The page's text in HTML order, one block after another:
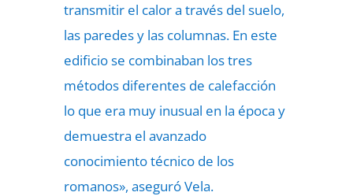
transmitir el calor a través del suelo,
las paredes y las columnas. En este
edificio se combinaban los tres
métodos diferentes de calefacción
lo que era muy inusual en la época y
demuestra el avanzado
conocimiento técnico de los
romanos», aseguró Vela.